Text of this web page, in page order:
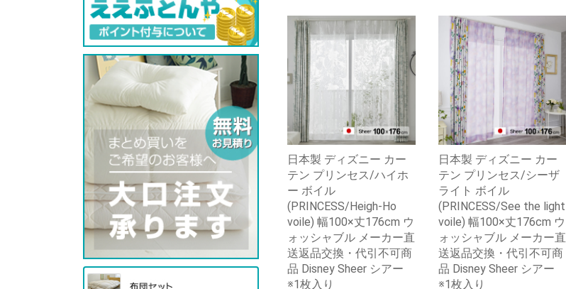
日本製 ディズニー カー
テン プリンセス/ハイホ
ー ボイル
(PRINCESS/Heigh-Ho
voile) 幅100×丈176cm ウ
ォッシャブル メーカー直
送返品交換・代引不可商
品 Disney Sheer シアー
※1枚入り
日本製 ディズニー カー
テン プリンセス/シーザ
ライト ボイル
(PRINCESS/See the light
voile) 幅100×丈176cm ウ
ォッシャブル メーカー直
送返品交換・代引不可商
品 Disney Sheer シアー
※1枚入り